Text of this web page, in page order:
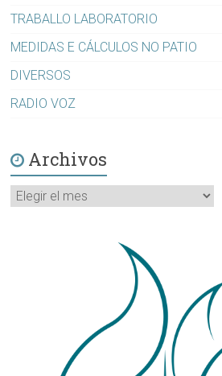
TRABALLO LABORATORIO
MEDIDAS E CÁLCULOS NO PATIO
DIVERSOS
RADIO VOZ
Archivos
Archivos